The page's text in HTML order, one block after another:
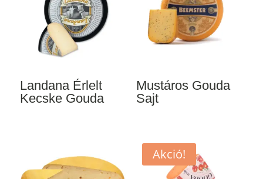
Landana Érlelt
Kecske Gouda
Mustáros Gouda
Sajt
Akció!